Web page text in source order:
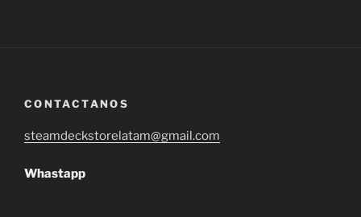
CONTACTANOS
steamdeckstorelatam@gmail.com
Whastapp